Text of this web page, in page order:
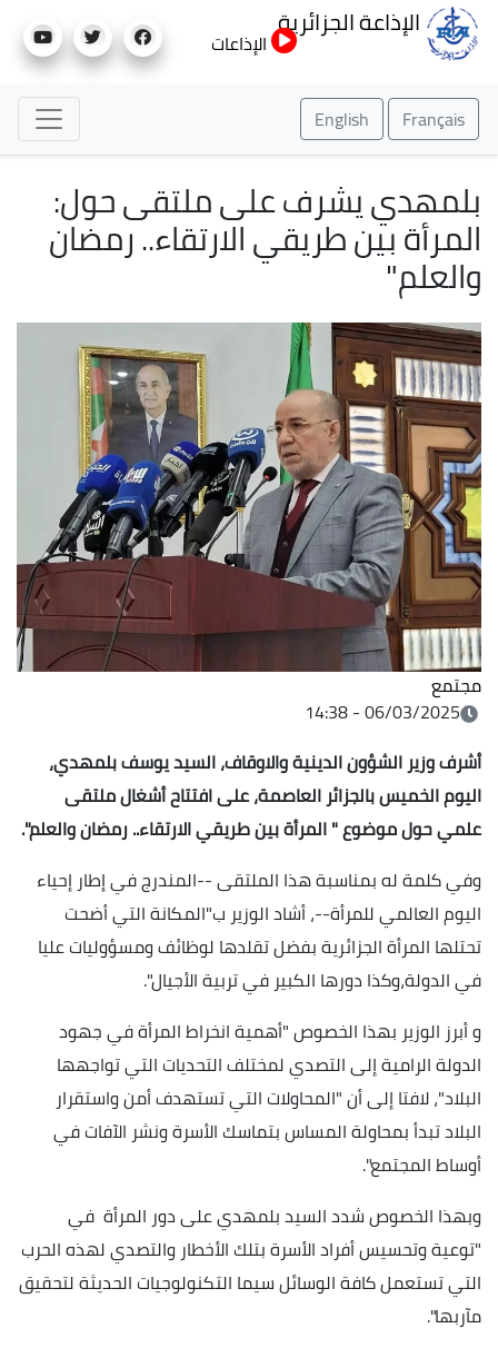
إلى
الإذاعة الجزائرية
الإذاعات
Français
English
بلمهدي يشرف على ملتقى حول:
المرأة بين طريقي الارتقاء.. رمضان
والعلم"
مجتمع
06/03/2025 - 14:38
أشرف وزير الشؤون الدينية والاوقاف، السيد يوسف بلمهدي،
اليوم الخميس بالجزائر العاصمة، على افتتاح أشغال ملتقى
علمي حول موضوع " المرأة بين طريقي الارتقاء.. رمضان والعلم".
وفي كلمة له بمناسبة هذا الملتقى --المندرج في إطار إحياء
اليوم العالمي للمرأة--، أشاد الوزير ب"المكانة التي أضحت
تحتلها المرأة الجزائرية بفضل تقلدها لوظائف ومسؤوليات عليا
في الدولة،وكذا دورها الكبير في تربية الأجيال".
و أبرز الوزير بهذا الخصوص "أهمية انخراط المرأة في جهود
الدولة الرامية إلى التصدي لمختلف التحديات التي تواجهها
البلاد"، لافتا إلى أن "المحاولات التي تستهدف أمن واستقرار
البلاد تبدأ بمحاولة المساس بتماسك الأسرة ونشر الآفات في
أوساط المجتمع".
وبهذا الخصوص شدد السيد بلمهدي على دور المرأة في
"توعية وتحسيس أفراد الأسرة بتلك الأخطار والتصدي لهذه الحرب
التي تستعمل كافة الوسائل سيما التكنولوجيات الحديثة لتحقيق
مآربها".